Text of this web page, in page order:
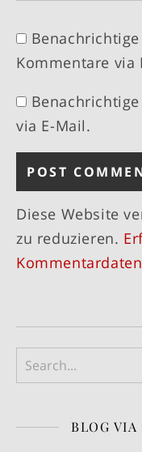
Kommentare via
via E-Mail.
Diese Website
zu reduzieren.
BLOG